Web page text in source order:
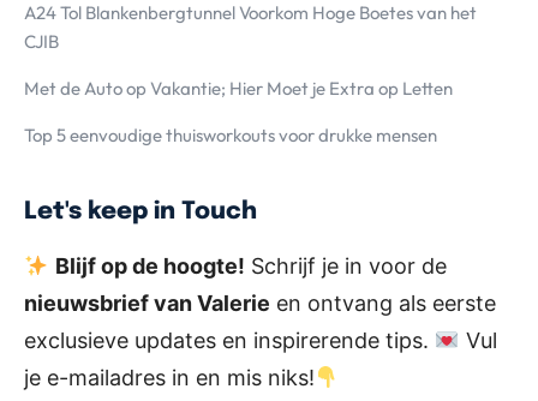
A24 Tol Blankenbergtunnel Voorkom Hoge Boetes van het
CJIB
Met de Auto op Vakantie; Hier Moet je Extra op Letten
Top 5 eenvoudige thuisworkouts voor drukke mensen
Let's keep in Touch
Blijf op de hoogte! Schrijf je in voor de
nieuwsbrief van Valerie en ontvang als eerste
exclusieve updates en inspirerende tips.
Vul
je e-mailadres in en mis niks!